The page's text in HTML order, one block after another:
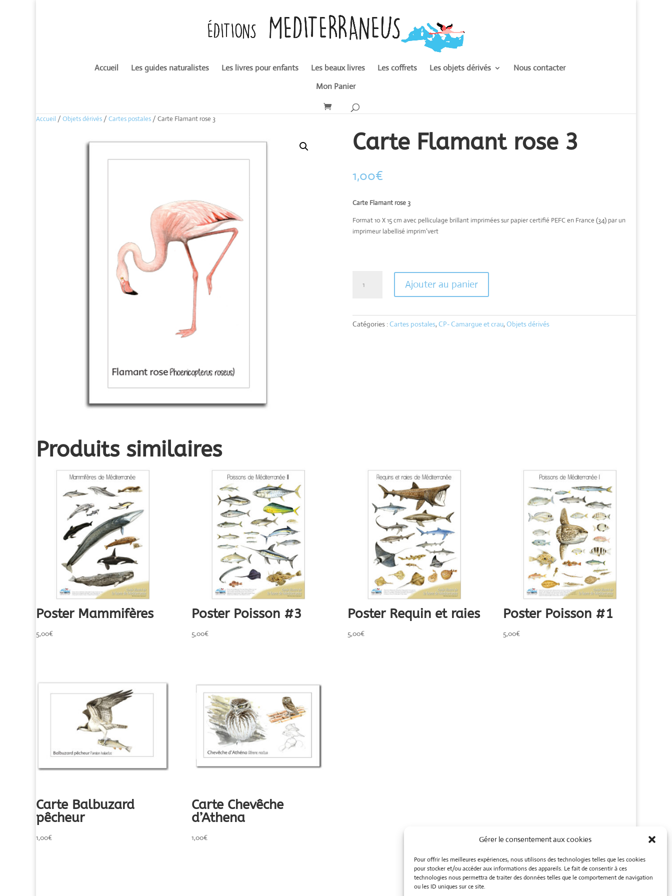
Gérer le consentement aux cookies
Pour offrir les meilleures expériences, nous utilisons des technologies telles que les cookies
pour stocker et/ou accéder aux informations des appareils. Le fait de consentir à ces
technologies nous permettra de traiter des données telles que le comportement de navigation
ou les ID uniques sur ce site.
Accueil Les guides naturalistes Les livres pour enfants Les beaux livres Les coffrets Les objets dérivés
Nous contacter
Mon Panier
Accueil / Objets dérivés / Cartes postales / Carte Flamant rose 3
Carte Flamant rose 3
1,00€
Carte Flamant rose 3
Format 10 X 15 cm avec pelliculage brillant imprimées sur papier certifié PEFC en France (34) par un
imprimeur labellisé imprim’vert
rose
Ajouter au panier
Catégories :Cartes postales, CP- Camargue et crau, Objets dérivés
Produits similaires
Poster Mammifères
5,00€
Poster Poisson #3
5,00€
Poster Requin et raies
5,00€
Poster Poisson #1
5,00€
Carte Balbuzard
pêcheur
1,00€
Carte Chevêche
d’Athena
1,00€